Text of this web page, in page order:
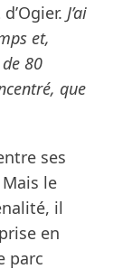
J’ai
et,
80
que
ses
le
il
en
parc